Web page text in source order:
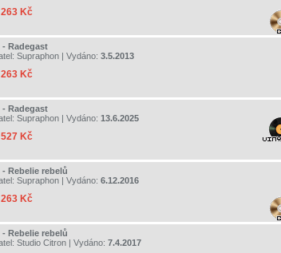
263 Kč
Radegast
Supraphon | Vydáno: 3.5.2013
263 Kč
Radegast
Supraphon | Vydáno: 13.6.2025
527 Kč
Rebelie rebelů
Supraphon | Vydáno: 6.12.2016
263 Kč
Rebelie rebelů
Studio Citron | Vydáno: 7.4.2017